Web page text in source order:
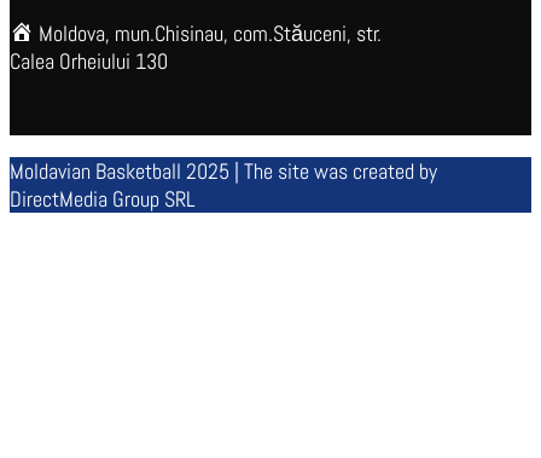
Moldova, mun.Chisinau, com.Stăuceni, str.
Calea Orheiului 130
Moldavian Basketball 2025 | The site was created by
DirectMedia Group SRL